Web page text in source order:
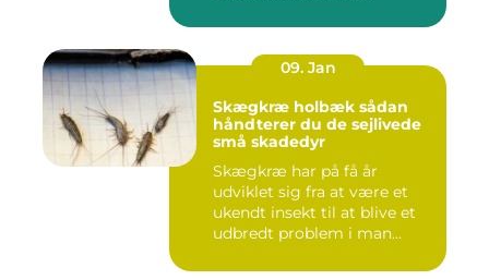
09. Jan
Skægkræ holbæk sådan
håndterer du de sejlivede
små skadedyr
Skægkræ har på få år
udviklet sig fra at være et
ukendt insekt til at blive et
udbredt problem i man...